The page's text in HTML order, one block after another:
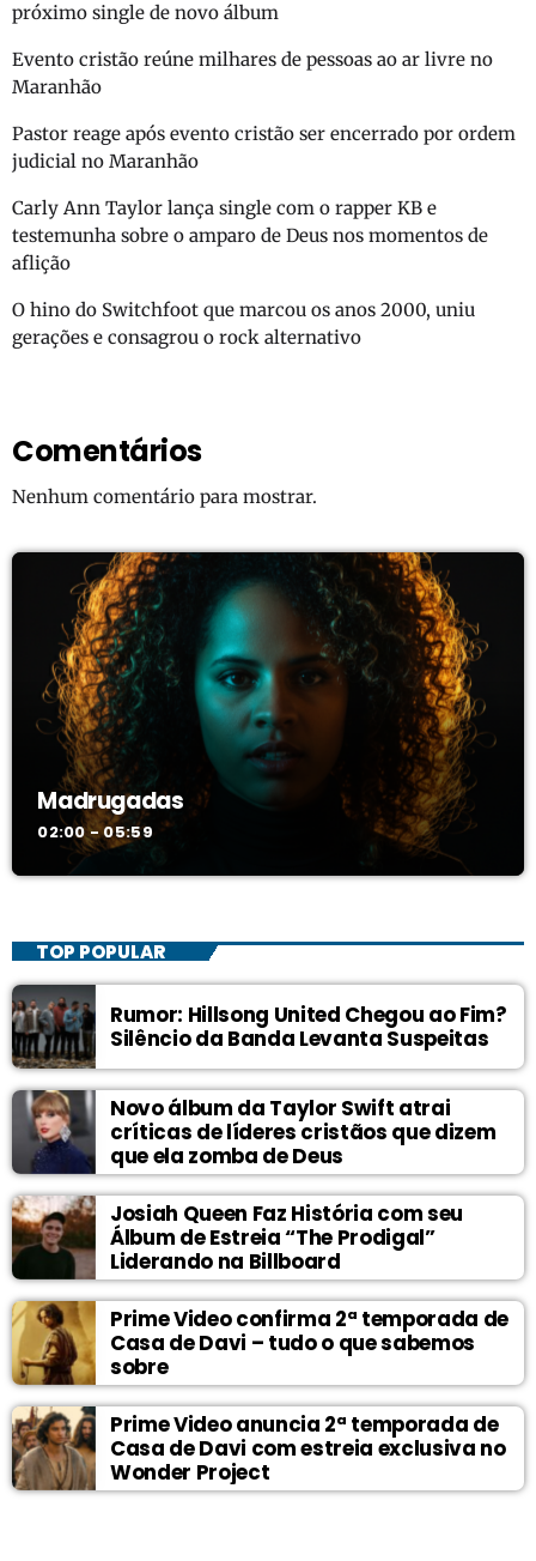
próximo single de novo álbum
Evento cristão reúne milhares de pessoas ao ar livre no
Maranhão
Pastor reage após evento cristão ser encerrado por ordem
judicial no Maranhão
Carly Ann Taylor lança single com o rapper KB e
testemunha sobre o amparo de Deus nos momentos de
aflição
O hino do Switchfoot que marcou os anos 2000, uniu
gerações e consagrou o rock alternativo
Comentários
Nenhum comentário para mostrar.
Madrugadas
02:00 - 05:59
TOP POPULAR
Rumor: Hillsong United Chegou ao Fim?
Silêncio da Banda Levanta Suspeitas
Novo álbum da Taylor Swift atrai
críticas de líderes cristãos que dizem
que ela zomba de Deus
Josiah Queen Faz História com seu
Álbum de Estreia “The Prodigal”
Liderando na Billboard
Prime Video confirma 2ª temporada de
Casa de Davi – tudo o que sabemos
sobre
Prime Video anuncia 2ª temporada de
Casa de Davi com estreia exclusiva no
Wonder Project